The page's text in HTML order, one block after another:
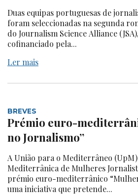
Duas equipas portuguesas de
foram seleccionadas na segunda
do Journalism Science Alliance
cofinanciado pela...
Ler mais
BREVES
Prémio euro-
no Jornalismo”
A União para o Mediterrâneo
Mediterrânica de Mulheres
prémio euro-mediterrânico
uma iniciativa que pretende...